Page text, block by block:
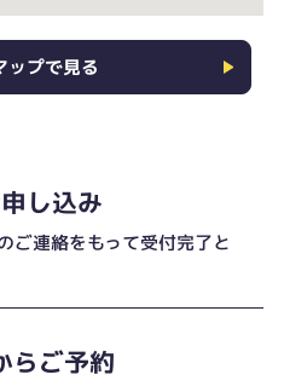
プで見る
し込み
ご連絡をもって受付完了と
らご予約